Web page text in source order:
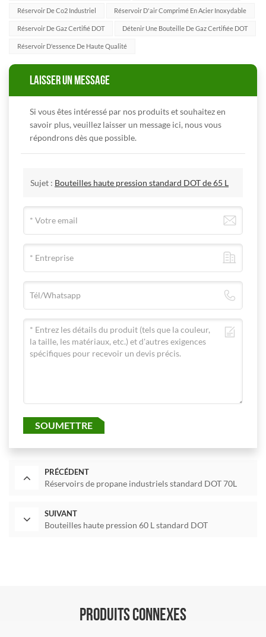
Réservoir De Co2 Industriel Réservoir D'air Comprimé En Acier Inoxydable
Réservoir De Gaz Certifié DOT Détenir Une Bouteille De Gaz Certifiée DOT
Réservoir D'essence De Haute Qualité
LAISSER UN MESSAGE
Si vous êtes intéressé par nos produits et souhaitez en
savoir plus, veuillez laisser un message ici, nous vous
répondrons dès que possible.
Sujet : Bouteilles haute pression standard DOT de 65 L
SOUMETTRE
PRÉCÉDENT
Réservoirs de propane industriels standard DOT 70L
SUIVANT
Bouteilles haute pression 60 L standard DOT
PRODUITS CONNEXES